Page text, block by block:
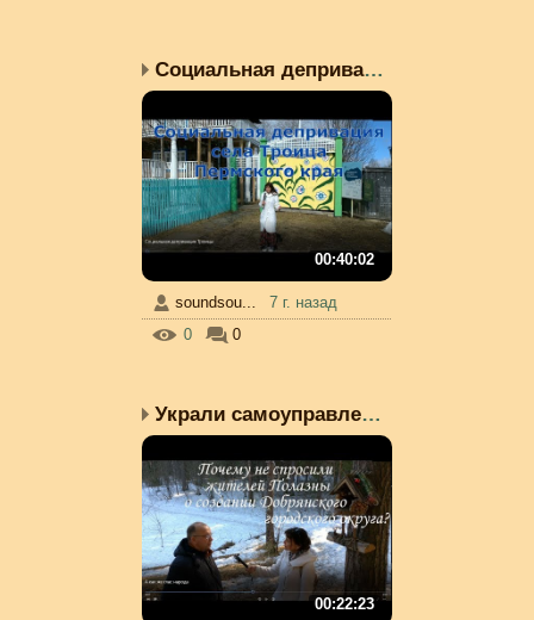
Социальная депривация Т...
00:40:02
soundsou...
7 г. назад
0
0
Украли самоуправление П...
00:22:23